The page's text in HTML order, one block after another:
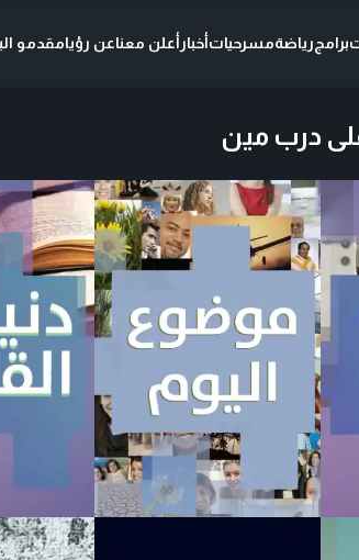
برامجرياضةمسرحياتأخبارأعلن معناعن رؤيامقدمو
درب مين